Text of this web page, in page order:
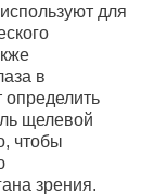
для
в
определить
щелевой
чтобы
зрения.